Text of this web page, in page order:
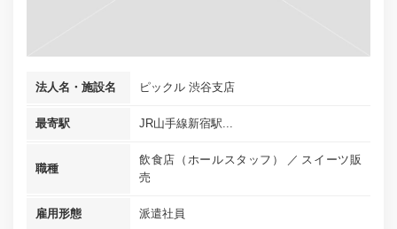
法人名・施設名 ピックル 渋谷支店
最寄駅 JR山手線新宿駅...
職種
飲食店（ホールスタッフ）
スイーツ販
売
雇用形態 派遣社員